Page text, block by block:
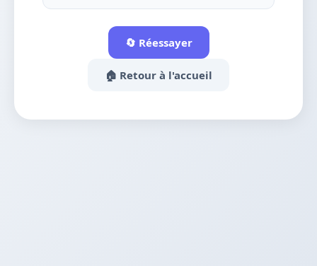
🔄 Réessayer
🏠 Retour à l'accueil